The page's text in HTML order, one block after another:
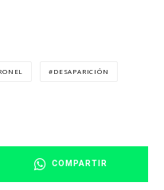
DESAPARICIÓN
COMPARTIR